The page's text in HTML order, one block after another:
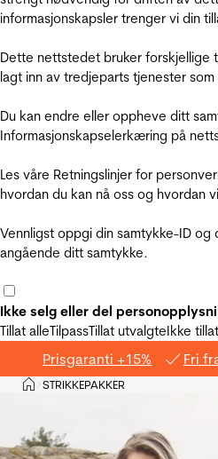
informasjonskapsler trenger vi din
Dette nettstedet bruker forskjellige
lagt inn av tredjeparts tjenester
Du kan endre eller oppheve ditt
Informasjonskapselerkæring på
Les våre Retningslinjer for
hvordan du kan nå oss og hvordan
Vennligst oppgi din samtykke-ID
angående ditt samtykke.
Ikke selg eller del
Tillat alleTilpassTillat utvalgteIkke tillat
Prisgaranti +15% Fri
Hjem
>STRIKKEPAKKER